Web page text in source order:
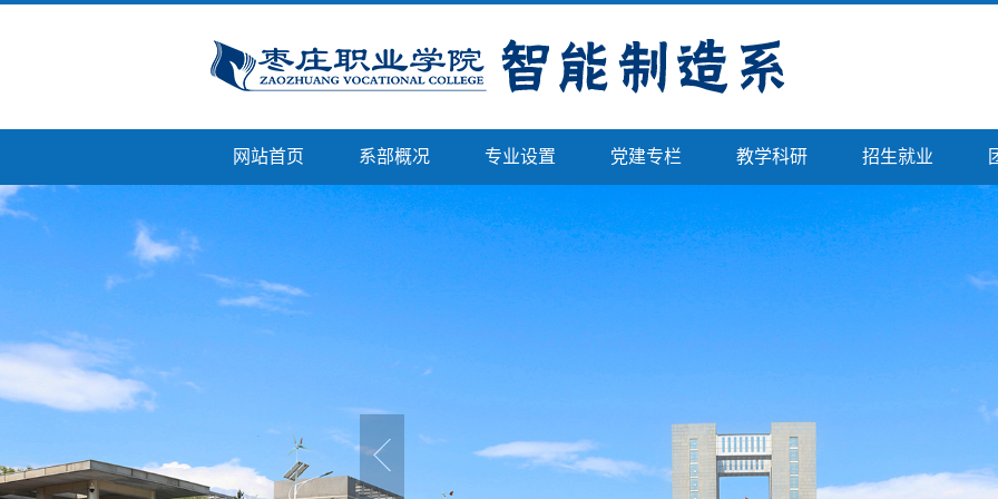
网站首页 系部概况 专业设置 党建专栏 教学科研 招生就业